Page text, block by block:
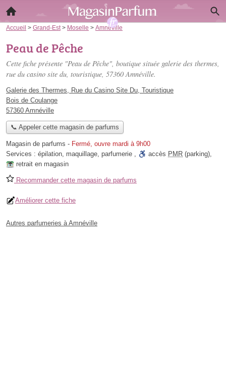
Accueil > Grand-Est > Moselle > Amnéville
Peau de Pêche
Cette fiche présente "Peau de Pêche", boutique située galerie des thermes,
rue du casino site du, touristique, 57360 Amnéville.
Galerie des Thermes, Rue du Casino Site Du, Touristique
Bois de Coulange
57360 Amnéville
📞 Appeler cette magasin de parfums
Magasin de parfums - Fermé, ouvre mardi à 9h00
Services : épilation, maquillage, parfumerie , accès PMR (parking),
retrait en magasin
Recommander cette magasin de parfums
Améliorer cette fiche
Autres parfumeries à Amnéville